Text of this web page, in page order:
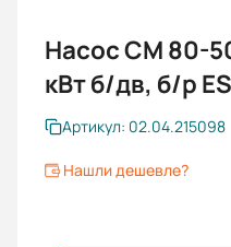
Насос СМ 80-
кВт б/дв, б/р
Артикул: 02.04.215098
Нашли дешевле?